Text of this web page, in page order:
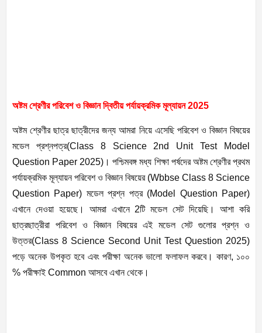
অষ্টম শ্রেণীর পরিবেশ ও বিজ্ঞান দ্বিতীয় পর্যায়ক্রমিক মূল্যায়ন 2025
অষ্টম শ্রেণীর ছাত্র ছাত্রীদের জন্য আমরা নিয়ে এসেছি পরিবেশ ও বিজ্ঞান বিষয়ের
মডেল প্রশ্নপত্র(Class 8 Science 2nd Unit Test Model
Question Paper 2025)। পশ্চিমবঙ্গ মধ্য শিক্ষা পর্ষদের অষ্টম শ্রেণীর প্রথম
পর্যায়ক্রমিক মূল্যায়ন পরিবেশ ও বিজ্ঞান বিষয়ের (Wbbse Class 8 Science
Question Paper) মডেল প্রশ্ন পত্র (Model Question Paper)
এখানে দেওয়া হয়েছে। আমরা এখানে 2টি মডেল সেট দিয়েছি। আশা করি
ছাত্রছাত্রীরা পরিবেশ ও বিজ্ঞান বিষয়ের এই মডেল সেট গুলোর প্রশ্ন ও
উত্তর(Class 8 Science Second Unit Test Question 2025)
পড়ে অনেক উপকৃত হবে এবং পরীক্ষা অনেক ভালো ফলাফল করবে। কারণ, ১০০
% পরীক্ষাই Common আসবে এখান থেকে।